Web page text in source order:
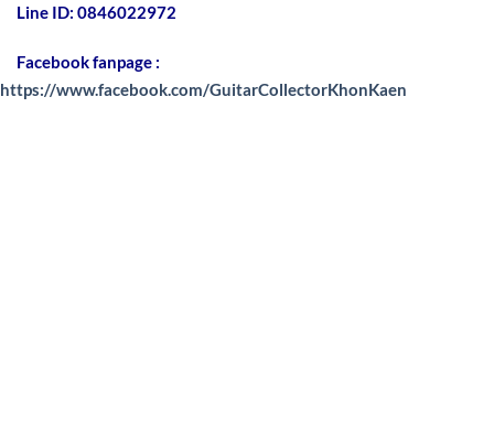
Line ID: 0846022972
Facebook fanpage :
https://www.facebook.com/GuitarCollectorKhonKaen